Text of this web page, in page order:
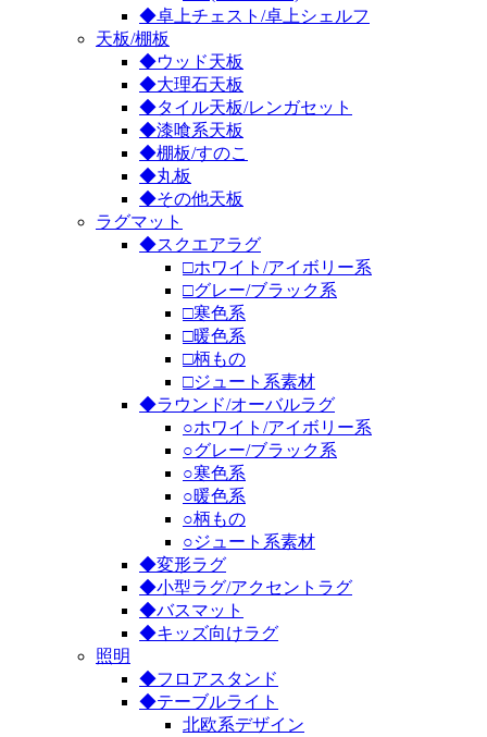
◆卓上チェスト/卓上シェルフ
天板/棚板
◆ウッド天板
◆大理石天板
◆タイル天板/レンガセット
◆漆喰系天板
◆棚板/すのこ
◆丸板
◆その他天板
ラグマット
◆スクエアラグ
□ホワイト/アイボリー系
□グレー/ブラック系
□寒色系
□暖色系
□柄もの
□ジュート系素材
◆ラウンド/オーバルラグ
○ホワイト/アイボリー系
○グレー/ブラック系
○寒色系
○暖色系
○柄もの
○ジュート系素材
◆変形ラグ
◆小型ラグ/アクセントラグ
◆バスマット
◆キッズ向けラグ
照明
◆フロアスタンド
◆テーブルライト
北欧系デザイン